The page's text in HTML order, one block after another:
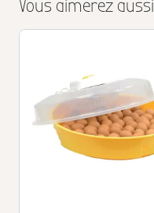
Vous aimerez aussi